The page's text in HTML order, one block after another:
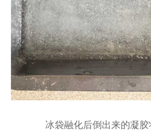
冰袋融化后倒出来的凝